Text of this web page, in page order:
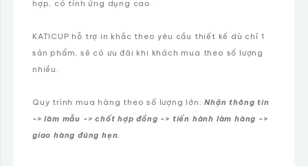
hợp, có tính ứng dụng cao.
KATICUP hỗ trợ in khắc theo yêu cầu thiết kế dù chỉ 1
sản phẩm, sẽ có ưu đãi khi khách mua theo số lượng
nhiều.
Quy trình mua hàng theo số lượng lớn:Nhận thông tin
-> làm mẫu -> chốt hợp đồng -> tiến hành làm hàng ->
giao hàng đúng hẹn.